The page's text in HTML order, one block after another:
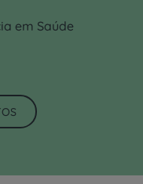
em Saúde